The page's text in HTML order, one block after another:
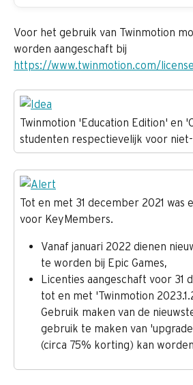
Voor het gebruik van Twinmotion
worden aangeschaft bij
https://www.twinmotion.com/license
Twinmotion 'Education Edition' en
studenten respectievelijk voor
Tot en met 31 december 2021
voor KeyMembers.
Vanaf januari 2022 dienen
te worden bij Epic Games,
Licenties aangeschaft voor
tot en met 'Twinmotion
Gebruik maken van de
gebruik te maken van
(circa 75% korting) kan